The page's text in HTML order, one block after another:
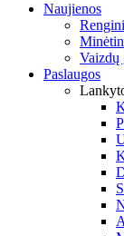
Naujienos
Vaizdų
Paslaugos